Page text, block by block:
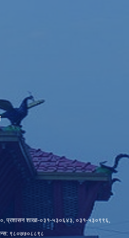
प्रशासन शाखा-०३१-५३०६४३, ०३१-५३०९९६,
९८०७७०८८९८